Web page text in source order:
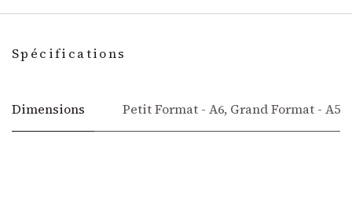
Spécifications
Dimensions Petit Format - A6, Grand Format - A5